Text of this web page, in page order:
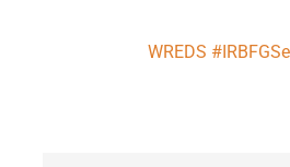
WREDS